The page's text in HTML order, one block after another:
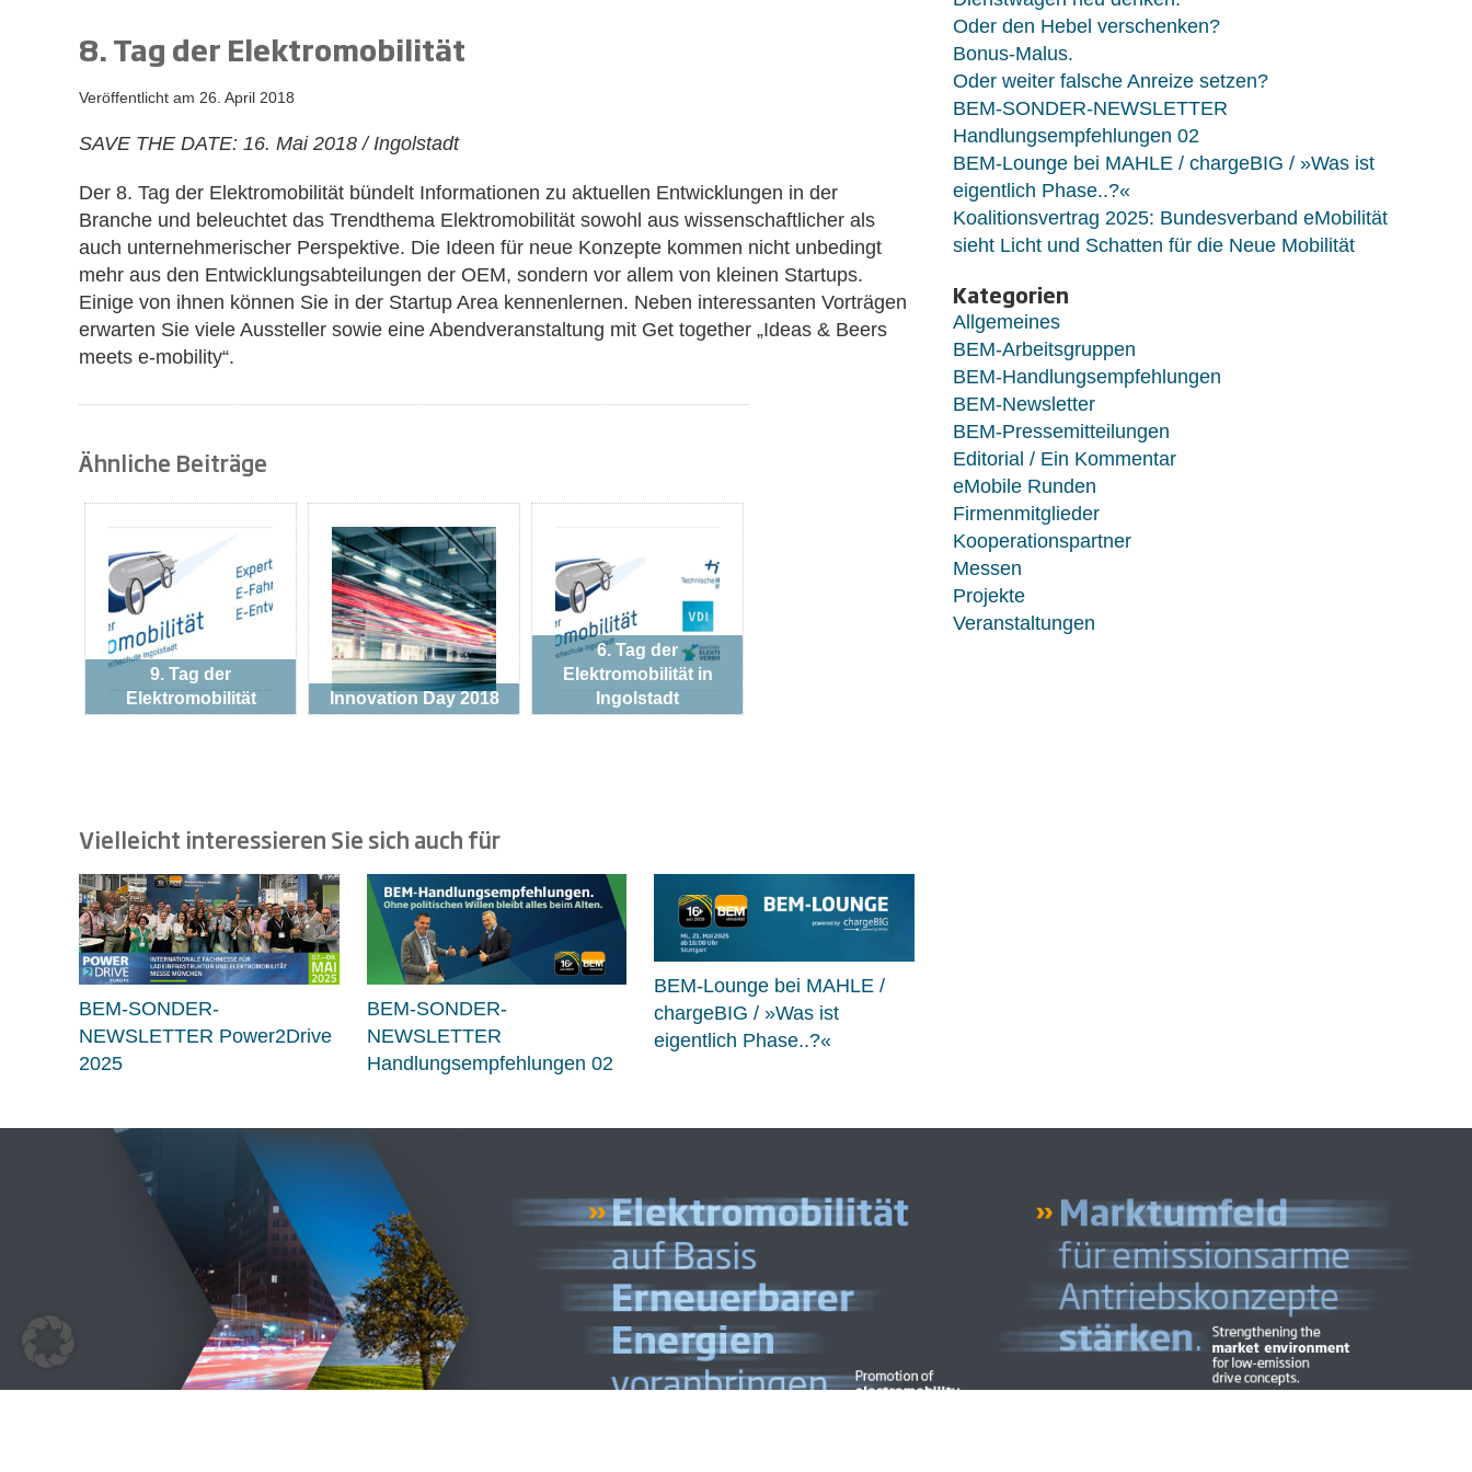
8. Tag der Elektromobilität
Veröffentlicht am 26. April 2018
SAVE THE DATE: 16. Mai 2018 / Ingolstadt
Der 8. Tag der Elektromobilität bündelt Informationen zu aktuellen Entwicklungen in der
Branche und beleuchtet das Trendthema Elektromobilität sowohl aus wissenschaftlicher als
auch unternehmerischer Perspektive. Die Ideen für neue Konzepte kommen nicht unbedingt
mehr aus den Entwicklungsabteilungen der OEM, sondern vor allem von kleinen Startups.
Einige von ihnen können Sie in der Startup Area kennenlernen. Neben interessanten Vorträgen
erwarten Sie viele Aussteller sowie eine Abendveranstaltung mit Get together „Ideas & Beers
meets e-mobility“.
Ähnliche Beiträge
9. Tag der
Elektromobilität
Innovation Day 2018
6. Tag der
Elektromobilität in
Ingolstadt
Vielleicht interessieren Sie sich auch für
BEM-SONDER-
NEWSLETTER Power2Drive
2025
BEM-SONDER-
NEWSLETTER
Handlungsempfehlungen 02
BEM-Lounge bei MAHLE /
chargeBIG / »Was ist
eigentlich Phase..?«
Oder den Hebel verschenken?
Bonus-Malus.
Oder weiter falsche Anreize setzen?
BEM-SONDER-NEWSLETTER
Handlungsempfehlungen 02
BEM-Lounge bei MAHLE / chargeBIG / »Was ist
eigentlich Phase..?«
Koalitionsvertrag 2025: Bundesverband eMobilität
sieht Licht und Schatten für die Neue Mobilität
Kategorien
Allgemeines
BEM-Arbeitsgruppen
BEM-Handlungsempfehlungen
BEM-Newsletter
BEM-Pressemitteilungen
Editorial / Ein Kommentar
eMobile Runden
Firmenmitglieder
Kooperationspartner
Messen
Projekte
Veranstaltungen